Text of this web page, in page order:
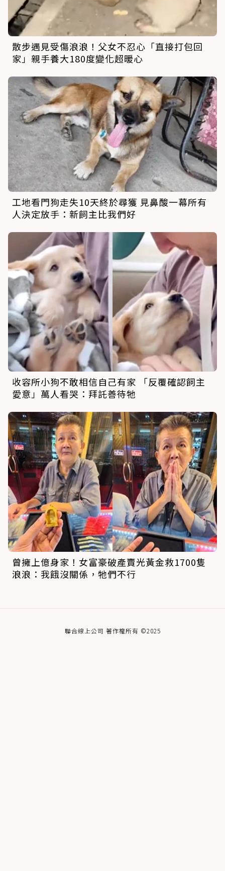
散步遇見受傷浪浪！父女不忍心「直接打包回
家」親手養大180度變化超暖心
工地看門狗走失10天終於尋獲 見鼻酸一幕所有
人決定放手：新飼主比我們好
收容所小狗不敢相信自己有家 「反覆確認飼主
愛意」萬人看哭：拜託善待牠
曾擁上億身家！女富豪破產賣光黃金救1700隻
浪浪：我餓沒關係，牠們不行
聯合線上公司 著作權所有 ©2025